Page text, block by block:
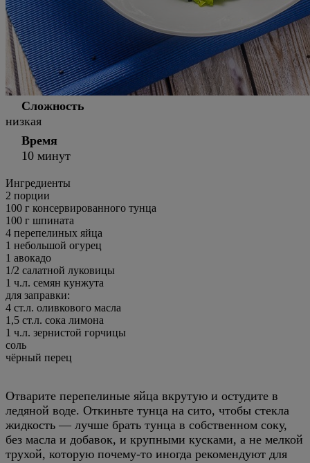
Сложность
низкая
Время
10 минут
Ингредиенты
2 порции
100 г консервированного тунца
100 г шпината
4 перепелиных яйца
1 небольшой огурец
1 авокадо
1/2 салатной луковицы
1 ч.л. семян кунжута
для заправки:
4 ст.л. оливкового масла
1,5 ст.л. сока лимона
1 ч.л. зернистой горчицы
соль
чёрный перец
Отварите перепелиные яйца вкрутую и остудите в
ледяной воде. Откиньте тунца на сито, чтобы стекла
жидкость — лучше брать тунца в собственном соку,
без масла и добавок, и крупными кусками, а не мелкой
трухой, которую почему-то иногда рекомендуют для